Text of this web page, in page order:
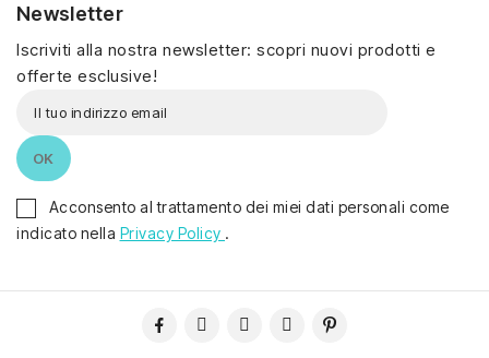
Newsletter
Iscriviti alla nostra newsletter: scopri nuovi prodotti e
offerte esclusive!
Acconsento al trattamento dei miei dati personali come
indicato nella Privacy Policy .